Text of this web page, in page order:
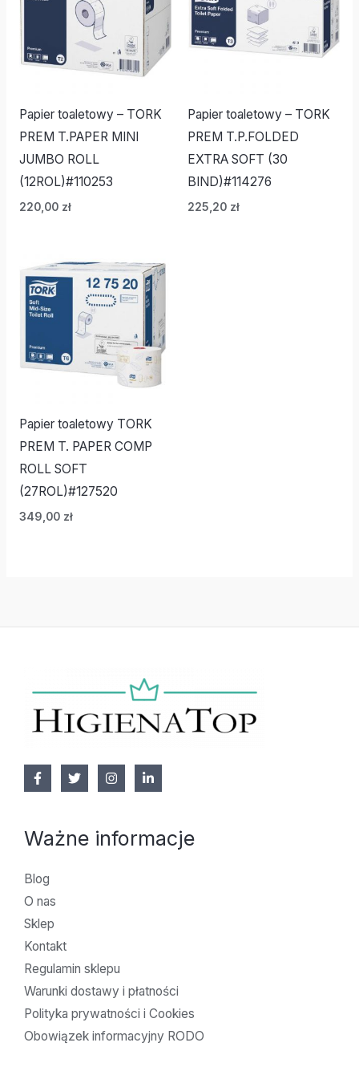
Papier toaletowy – TORK
PREM T.PAPER MINI
JUMBO ROLL
(12ROL)#110253
220,00 zł
Papier toaletowy – TORK
PREM T.P.FOLDED
EXTRA SOFT (30
BIND)#114276
225,20 zł
Papier toaletowy TORK
PREM T. PAPER COMP
ROLL SOFT
(27ROL)#127520
349,00 zł
Ważne informacje
Blog
O nas
Sklep
Kontakt
Regulamin sklepu
Warunki dostawy i płatności
Polityka prywatności i Cookies
Obowiązek informacyjny RODO